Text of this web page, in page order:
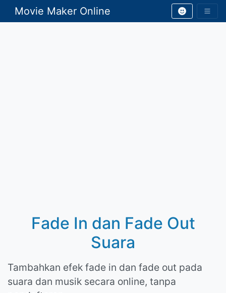
Movie Maker Online
Fade In dan Fade Out
Suara
Tambahkan efek fade in dan fade out pada
suara dan musik secara online, tanpa